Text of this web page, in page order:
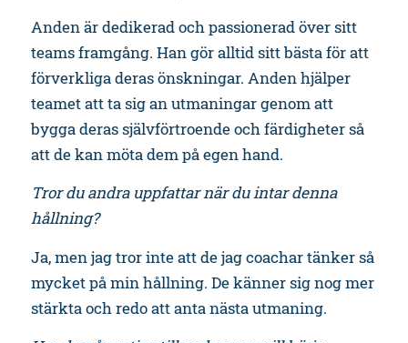
Anden är dedikerad och passionerad över sitt
teams framgång. Han gör alltid sitt bästa för att
förverkliga deras önskningar. Anden hjälper
teamet att ta sig an utmaningar genom att
bygga deras självförtroende och färdigheter så
att de kan möta dem på egen hand.
Tror du andra uppfattar när du intar denna
hållning?
Ja, men jag tror inte att de jag coachar tänker så
mycket på min hållning. De känner sig nog mer
stärkta och redo att anta nästa utmaning.